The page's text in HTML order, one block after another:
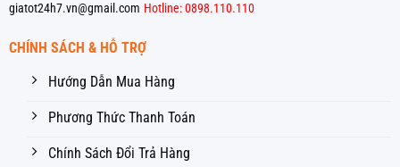
giatot24h7.vn@gmail.com Hotline: 0898.110.110
CHÍNH SÁCH & HỖ TRỢ
Hướng Dẫn Mua Hàng
Phương Thức Thanh Toán
Chính Sách Đổi Trả Hàng